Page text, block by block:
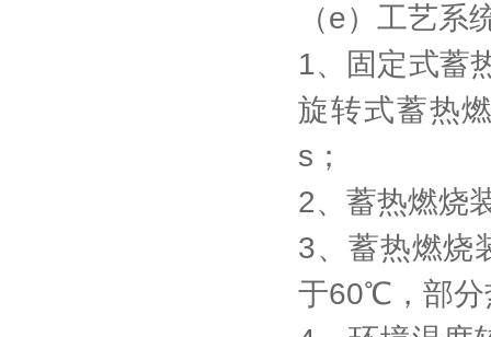
（e）工艺系
1、固定式蓄
旋转式蓄热
s；
2、蓄热燃烧
3、蓄热燃烧
于60℃，部分